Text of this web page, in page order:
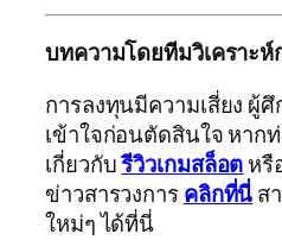
บทความโดยทีมวิเคราะห์
การลงทุนมีความเสี่ยง ผู้
เข้าใจก่อนตัดสินใจ หาก
เกี่ยวกับรีวิวเกมสล็อตหรื
ข่าวสารวงการคลิกที่นี่ส
ใหม่ๆ ได้ที่นี่